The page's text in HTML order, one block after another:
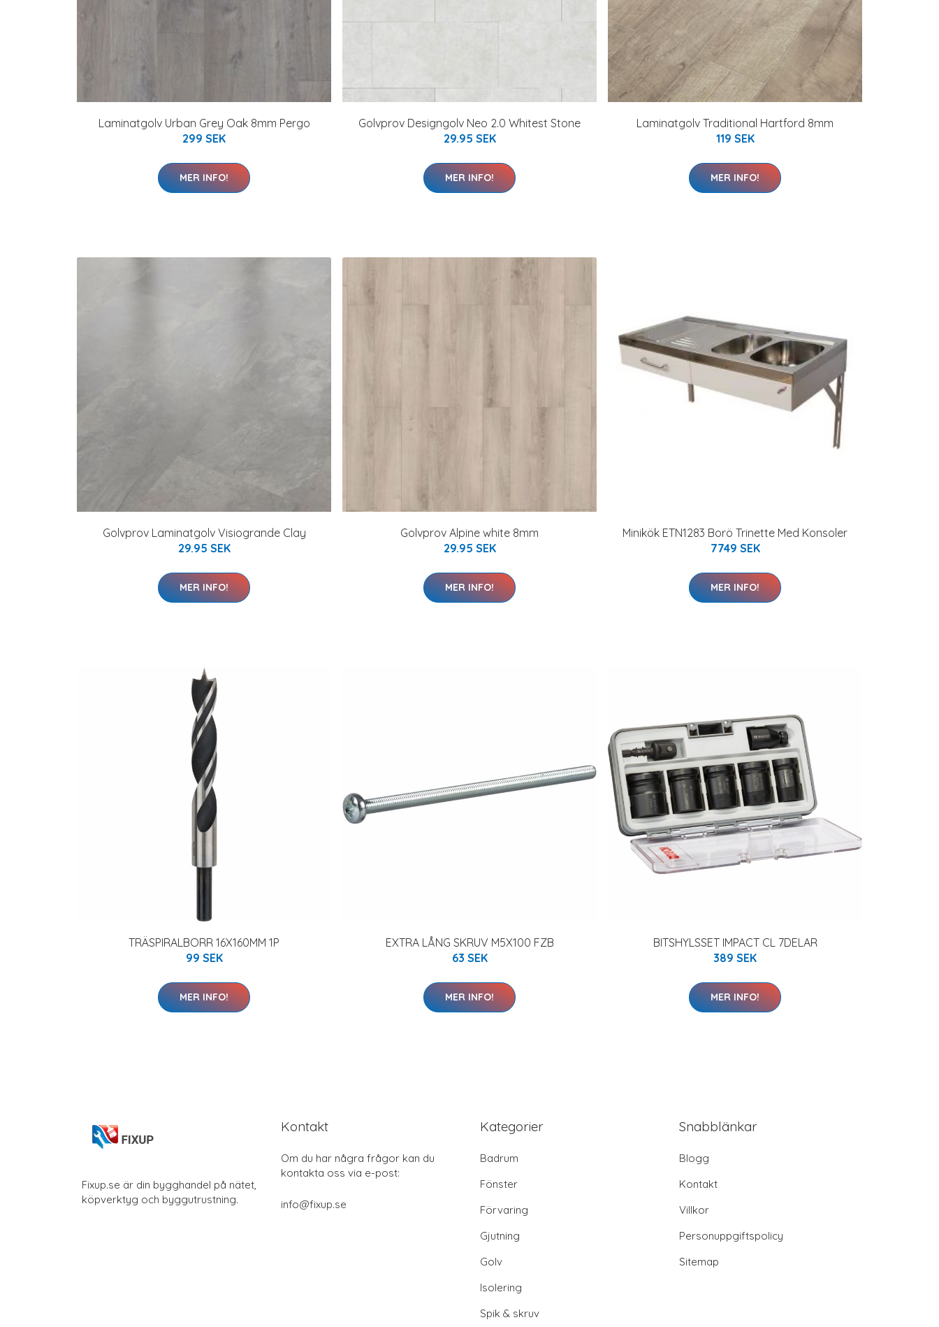
Laminatgolv Urban Grey Oak 8mm Pergo
299 SEK
MER INFO!
Golvprov Designgolv Neo 2.0 Whitest Stone
29.95 SEK
MER INFO!
Laminatgolv Traditional Hartford 8mm
119 SEK
MER INFO!
Golvprov Laminatgolv Visiogrande Clay
29.95 SEK
MER INFO!
Golvprov Alpine white 8mm
29.95 SEK
MER INFO!
Minikök ETN1283 Borö Trinette Med Konsoler
7749 SEK
MER INFO!
TRÄSPIRALBORR 16X160MM 1P
99 SEK
MER INFO!
EXTRA LÅNG SKRUV M5X100 FZB
63 SEK
MER INFO!
BITSHYLSSET IMPACT CL 7DELAR
389 SEK
MER INFO!
Fixup.se är din bygghandel på nätet,
köpverktyg och byggutrustning.
Kontakt
Om du har några frågor kan du
kontakta oss via e-post:
info@fixup.se
Kategorier
Badrum
Fönster
Förvaring
Gjutning
Golv
Isolering
Spik & skruv
Snabblänkar
Blogg
Kontakt
Villkor
Personuppgiftspolicy
Sitemap